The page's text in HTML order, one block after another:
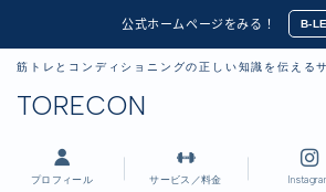
公式ホームページをみる！ B-
TORECON
筋トレとコンディショニングの正しい知識を伝える
MENU
プロフィール
プロフィール サービス／料金